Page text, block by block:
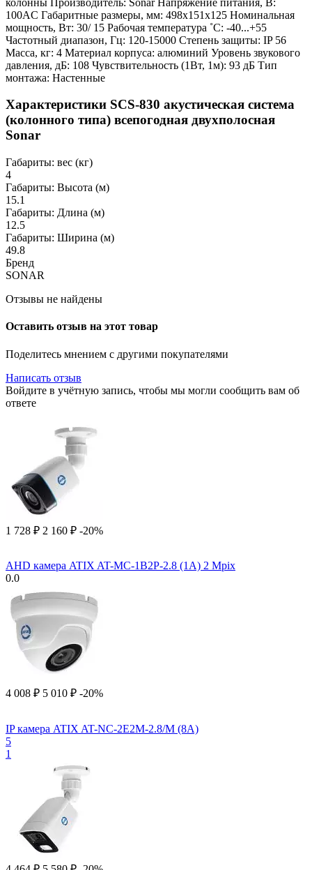
100AC Габаритные размеры, мм: 498x151x125 Номинальная
мощность, Вт: 30/ 15 Рабочая температура ˚C: -40...+55
Частотный диапазон, Гц: 120-15000 Степень защиты: IP 56
Масса, кг: 4 Материал корпуса: алюминий Уровень звукового
давления, дБ: 108 Чувствительность (1Вт, 1м): 93 дБ Тип
монтажа: Настенные
Характеристики SCS-830 акустическая система
(колонного типа) всепогодная двухполосная
Sonar
Габариты: вес (кг)
4
Габариты: Высота (м)
15.1
Габариты: Длина (м)
12.5
Габариты: Ширина (м)
49.8
Бренд
SONAR
Отзывы не найдены
Оставить отзыв на этот товар
Поделитесь мнением с другими покупателями
Написать отзыв
Войдите в учётную запись, чтобы мы могли сообщить вам об
ответе
1 728 ₽ 2 160 ₽ -20%
AHD камера ATIX AT-MC-1B2P-2.8 (1A) 2 Mpix
0.0
4 008 ₽ 5 010 ₽ -20%
IP камера ATIX AT-NC-2E2M-2.8/M (8A)
5
1